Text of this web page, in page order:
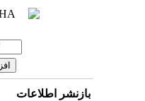
بازنشر اطلاعات